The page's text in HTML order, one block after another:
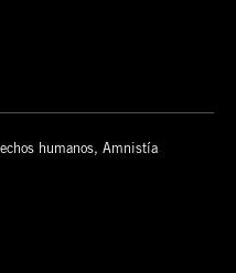
humanos, Amnistía